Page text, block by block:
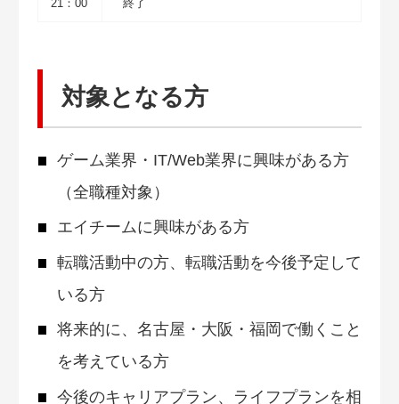
21：00 終了
対象となる方
ゲーム業界・IT/Web業界に興味がある方
（全職種対象）
エイチームに興味がある方
転職活動中の方、転職活動を今後予定して
いる方
将来的に、名古屋・大阪・福岡で働くこと
を考えている方
今後のキャリアプラン、ライフプランを相